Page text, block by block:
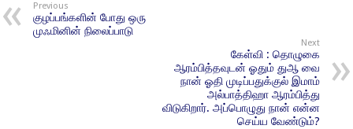
Previous
குழப்பங்களின் போது ஒரு
முஃமினின் நிலைப்பாடு
Next
கேள்வி : தொழுகை
ஆரம்பித்தவுடன் ஓதும் துஆ வை
நான் ஓதி முடிப்பதுக்குல் இமாம்
அல்பாத்திஹா ஆரம்பித்து
விடுகிறார். அப்பொழுது நான் என்ன
செய்ய வேண்டும்?